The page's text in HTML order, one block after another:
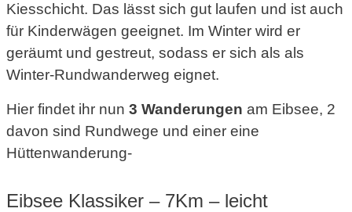
Kiesschicht. Das lässt sich gut laufen und ist auch
für Kinderwägen geeignet. Im Winter wird er
geräumt und gestreut, sodass er sich als als
Winter-Rundwanderweg eignet.
Hier findet ihr nun 3 Wanderungen am Eibsee, 2
davon sind Rundwege und einer eine
Hüttenwanderung-
Eibsee Klassiker – 7Km – leicht